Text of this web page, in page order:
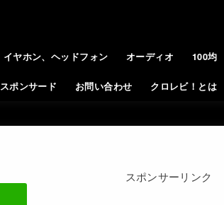
イヤホン、ヘッドフォン オーディオ 100均
スポンサード お問い合わせ クロレビ！とは
スポンサーリンク